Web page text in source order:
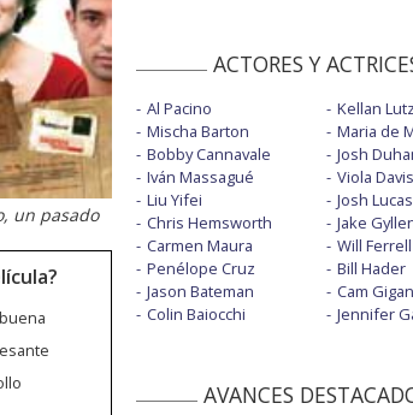
un pasado
ACTORES Y
Al Pacino
Mischa Barton
Bobby Cannavale
Iván Massagué
Liu Yifei
Chris Hemsworth
Carmen Maura
Penélope Cruz
Jason Bateman
Colin Baiocchi
Kellan Lutz
Maria de
Josh
Viola Davis
Josh Lucas
Jake
Will Ferrell
Bill Hader
Cam
Jennifer
AVANCES